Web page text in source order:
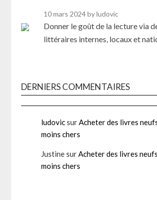
10 mars 2024by ludovic
Donner le goût de la lecture via
littéraires internes, locaux et
DERNIERS COMMENTAIRES
ludovicsurAcheter des livres
moins chers
JustinesurAcheter des livres
moins chers